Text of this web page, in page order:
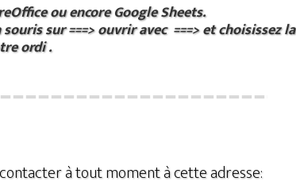
ou encore Google Sheets.
sur ===> ouvrir avec ===> et choisissez la
ordi .
à tout moment à cette adresse: